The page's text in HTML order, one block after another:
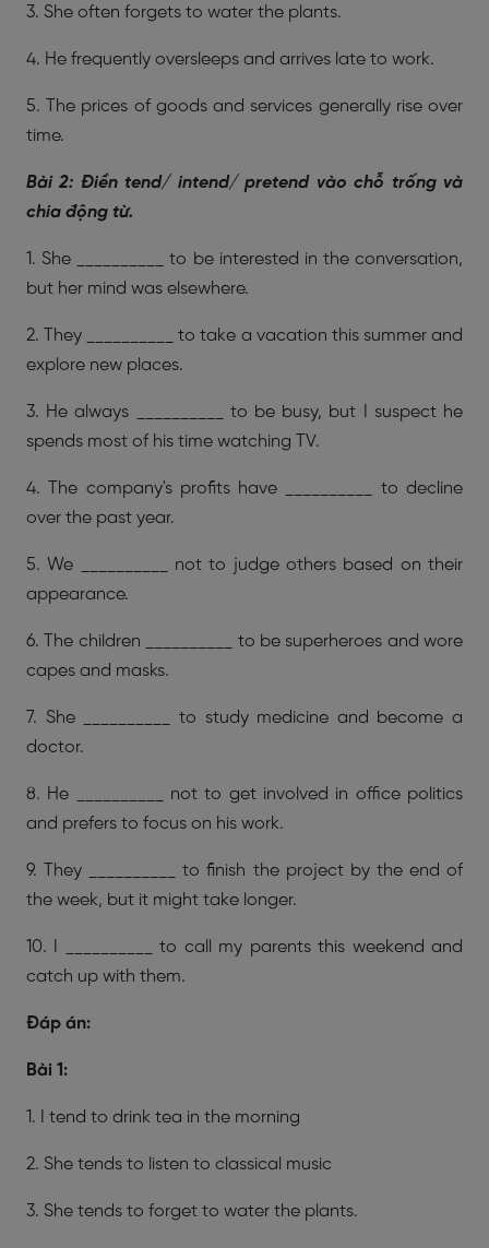
3. She often forgets to water the plants.
4. He frequently oversleeps and arrives late to work.
5. The prices of goods and services generally rise over
time.
Bài 2: Điền tend/ intend/ pretend vào chỗ trống và
chia động từ.
1. She __________ to be interested in the conversation,
but her mind was elsewhere.
2. They __________ to take a vacation this summer and
explore new places.
3. He always __________ to be busy, but I suspect he
spends most of his time watching TV.
4. The company's profits have __________ to decline
over the past year.
5. We __________ not to judge others based on their
appearance.
6. The children __________ to be superheroes and wore
capes and masks.
7. She __________ to study medicine and become a
doctor.
8. He __________ not to get involved in office politics
and prefers to focus on his work.
9. They __________ to finish the project by the end of
the week, but it might take longer.
10. I __________ to call my parents this weekend and
catch up with them.
Đáp án:
Bài 1:
1. I tend to drink tea in the morning
2. She tends to listen to classical music
3. She tends to forget to water the plants.